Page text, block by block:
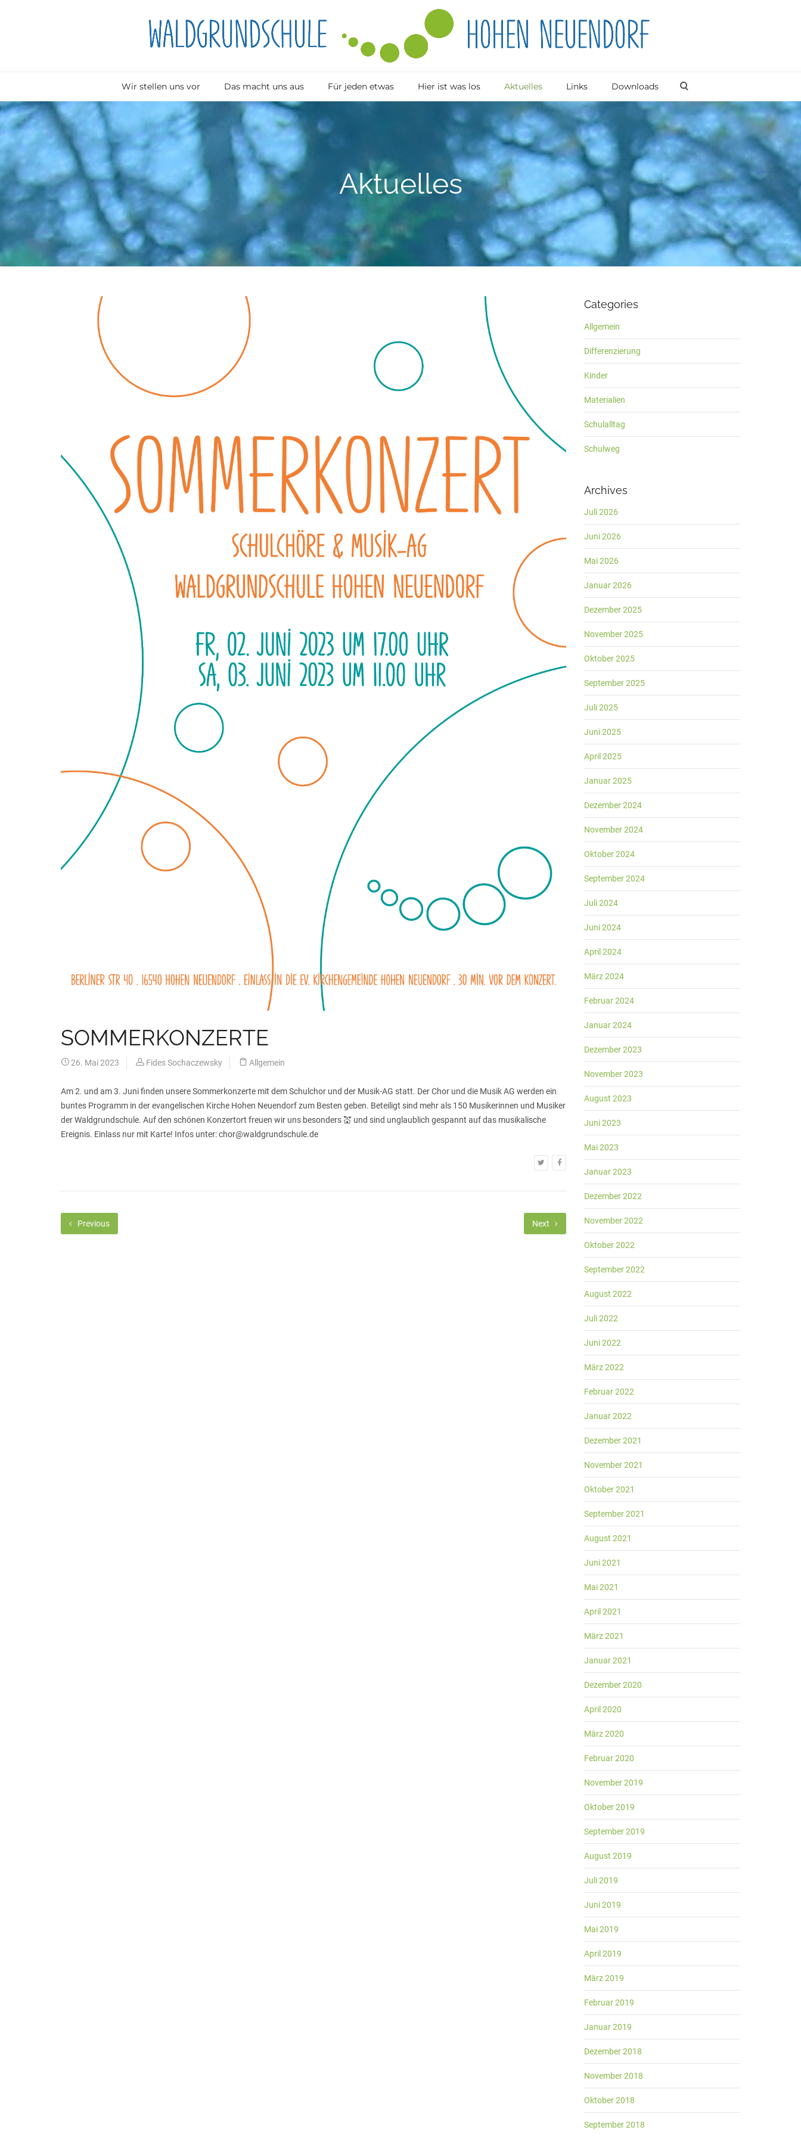
Wir stellen uns vor Das macht uns aus Für jeden etwas Hier ist was los Aktuelles Links Downloads
Aktuelles
SOMMERKONZERTE
26. Mai 2023 Fides Sochaczewsky Allgemein
Am 2. und am 3. Juni finden unsere Sommerkonzerte mit dem Schulchor und der Musik-AG statt. Der Chor und die Musik AG werden ein
buntes Programm in der evangelischen Kirche Hohen Neuendorf zum Besten geben. Beteiligt sind mehr als 150 Musikerinnen und Musiker
der Waldgrundschule. Auf den schönen Konzertort freuen wir uns besonders 💒 und sind unglaublich gespannt auf das musikalische
Ereignis. Einlass nur mit Karte! Infos unter: chor@waldgrundschule.de
Previous Next
Categories
Allgemein
Differenzierung
Kinder
Materialien
Schulalltag
Schulweg
Archives
Juli 2026
Juni 2026
Mai 2026
Januar 2026
Dezember 2025
November 2025
Oktober 2025
September 2025
Juli 2025
Juni 2025
April 2025
Januar 2025
Dezember 2024
November 2024
Oktober 2024
September 2024
Juli 2024
Juni 2024
April 2024
März 2024
Februar 2024
Januar 2024
Dezember 2023
November 2023
August 2023
Juni 2023
Mai 2023
Januar 2023
Dezember 2022
November 2022
Oktober 2022
September 2022
August 2022
Juli 2022
Juni 2022
März 2022
Februar 2022
Januar 2022
Dezember 2021
November 2021
Oktober 2021
September 2021
August 2021
Juni 2021
Mai 2021
April 2021
März 2021
Januar 2021
Dezember 2020
April 2020
März 2020
Februar 2020
November 2019
Oktober 2019
September 2019
August 2019
Juli 2019
Juni 2019
Mai 2019
April 2019
März 2019
Februar 2019
Januar 2019
Dezember 2018
November 2018
Oktober 2018
September 2018